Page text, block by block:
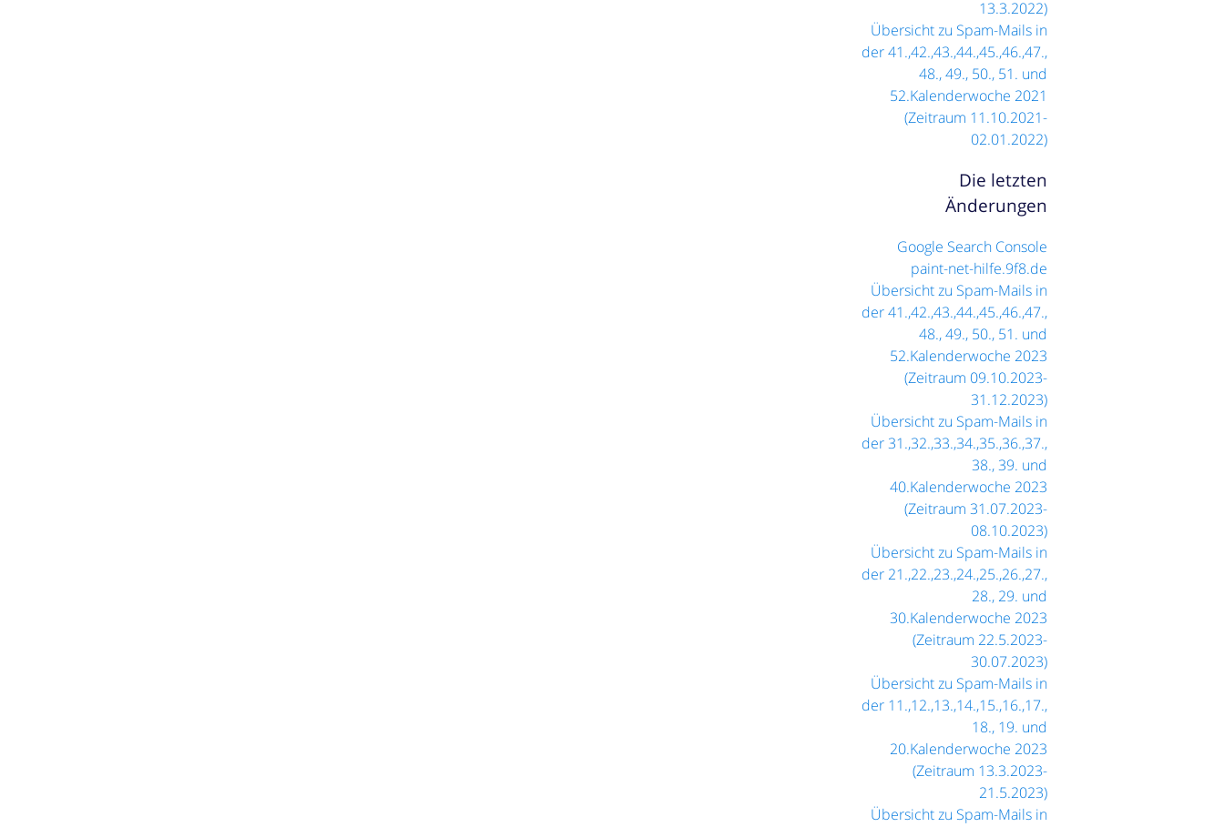
13.3.2022)
Übersicht zu Spam-Mails in
der 41.,42.,43.,44.,45.,46.,47.,
48., 49., 50., 51. und
52.Kalenderwoche 2021
(Zeitraum 11.10.2021-
02.01.2022)
Die letzten
Änderungen
Google Search Console
paint-net-hilfe.9f8.de
Übersicht zu Spam-Mails in
der 41.,42.,43.,44.,45.,46.,47.,
48., 49., 50., 51. und
52.Kalenderwoche 2023
(Zeitraum 09.10.2023-
31.12.2023)
Übersicht zu Spam-Mails in
der 31.,32.,33.,34.,35.,36.,37.,
38., 39. und
40.Kalenderwoche 2023
(Zeitraum 31.07.2023-
08.10.2023)
Übersicht zu Spam-Mails in
der 21.,22.,23.,24.,25.,26.,27.,
28., 29. und
30.Kalenderwoche 2023
(Zeitraum 22.5.2023-
30.07.2023)
Übersicht zu Spam-Mails in
der 11.,12.,13.,14.,15.,16.,17.,
18., 19. und
20.Kalenderwoche 2023
(Zeitraum 13.3.2023-
21.5.2023)
Übersicht zu Spam-Mails in